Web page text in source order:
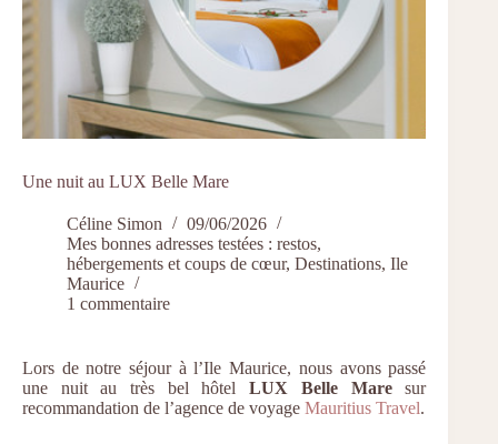
Une nuit au LUX Belle Mare
Céline Simon
09/06/2026
Mes bonnes adresses testées : restos,
hébergements et coups de cœur, Destinations, Ile
Maurice
1 commentaire
Lors de notre séjour à l’Ile Maurice, nous avons passé
une nuit au très bel hôtelLUX Belle Maresur
recommandation de l’agence de voyage Mauritius Travel.